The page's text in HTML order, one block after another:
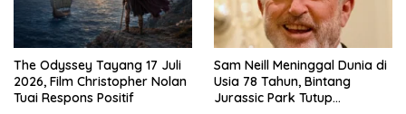
The Odyssey Tayang 17 Juli
2026, Film Christopher Nolan
Tuai Respons Positif
Sam Neill Meninggal Dunia di
Usia 78 Tahun, Bintang
Jurassic Park Tutup